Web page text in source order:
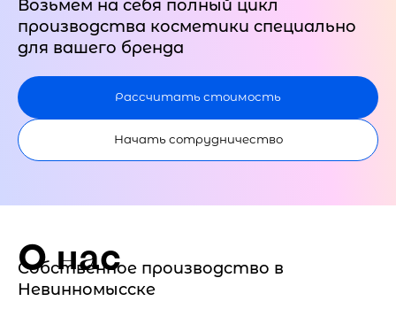
Возьмем на себя полный цикл
производства косметики специально
для вашего бренда
Рассчитать стоимость
Начать сотрудничество
О нас
Собственное производство в
Невинномысске